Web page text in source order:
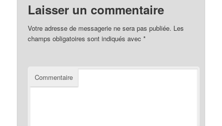
Laisser un commentaire
Votre adresse de messagerie ne sera pas publiée. Les
champs obligatoires sont indiqués avec*
Commentaire